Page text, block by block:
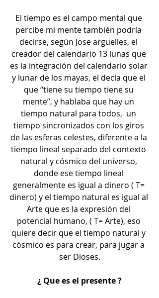
El tiempo es el campo mental que
percibe mi mente también podría
decirse, según Jose arguelles, el
creador del calendario 13 lunas que
es la integración del calendario solar
y lunar de los mayas, el decía que el
que “tiene su tiempo tiene su
mente”, y hablaba que hay un
tiempo natural para todos,  un
tiempo sincronizados con los giros
de las esferas celestes, diferente a la
tiempo lineal separado del contexto
natural y cósmico del universo,
donde ese tiempo lineal
generalmente es igual a dinero ( T=
dinero) y el tiempo natural es igual al
Arte que es la expresión del
potencial humano, ( T= Arte), eso
quiere decir que el tiempo natural y
cósmico es para crear, para jugar a
ser Dioses.
¿ Que es el presente ?